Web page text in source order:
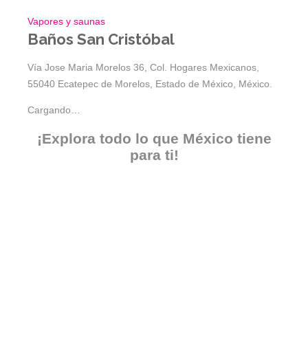
Vapores y saunas
Baños San Cristóbal
Vía Jose Maria Morelos 36, Col. Hogares Mexicanos,
55040 Ecatepec de Morelos, Estado de México, México.
Cargando…
¡Explora todo lo que México tiene
para ti!